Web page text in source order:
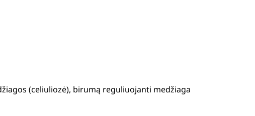
(celiuliozė), birumą reguliuojanti medžiaga